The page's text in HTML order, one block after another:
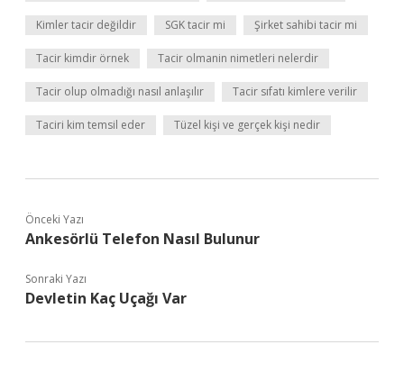
Kimler tacir değildir SGK tacir mi Şirket sahibi tacir mi
Tacir kimdir örnek Tacir olmanin nimetleri nelerdir
Tacir olup olmadığı nasıl anlaşılır Tacir sıfatı kimlere verilir
Taciri kim temsil eder Tüzel kişi ve gerçek kişi nedir
Önceki Yazı
Ankesörlü Telefon Nasıl Bulunur
Sonraki Yazı
Devletin Kaç Uçağı Var